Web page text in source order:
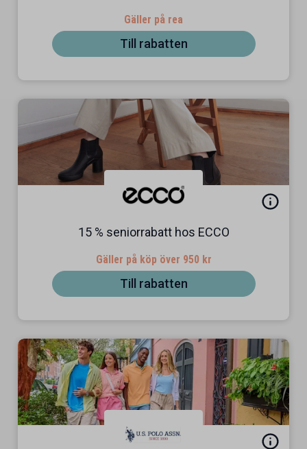
Gäller på rea
Till rabatten
15 % seniorrabatt hos ECCO
Gäller på köp över 950 kr
Till rabatten